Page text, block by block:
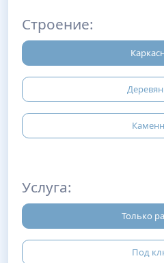
Строение:
Услуга:
Только
Под